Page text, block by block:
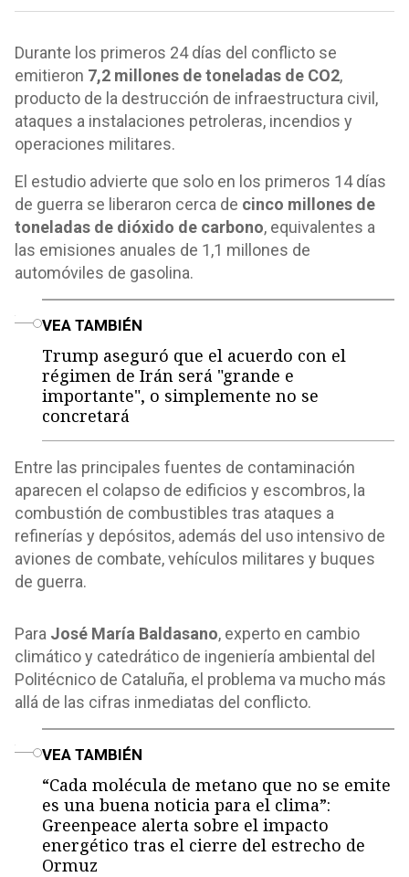
Durante los primeros 24 días del conflicto se
emitieron 7,2 millones de toneladas de CO2,
producto de la destrucción de infraestructura civil,
ataques a instalaciones petroleras, incendios y
operaciones militares.
El estudio advierte que solo en los primeros 14 días
de guerra se liberaron cerca de cinco millones de
toneladas de dióxido de carbono, equivalentes a
las emisiones anuales de 1,1 millones de
automóviles de gasolina.
VEA TAMBIÉN
Trump aseguró que el acuerdo con el
régimen de Irán será "grande e
importante", o simplemente no se
concretará
Entre las principales fuentes de contaminación
aparecen el colapso de edificios y escombros, la
combustión de combustibles tras ataques a
refinerías y depósitos, además del uso intensivo de
aviones de combate, vehículos militares y buques
de guerra.
Para José María Baldasano, experto en cambio
climático y catedrático de ingeniería ambiental del
Politécnico de Cataluña, el problema va mucho más
allá de las cifras inmediatas del conflicto.
VEA TAMBIÉN
“Cada molécula de metano que no se emite
es una buena noticia para el clima”:
Greenpeace alerta sobre el impacto
energético tras el cierre del estrecho de
Ormuz